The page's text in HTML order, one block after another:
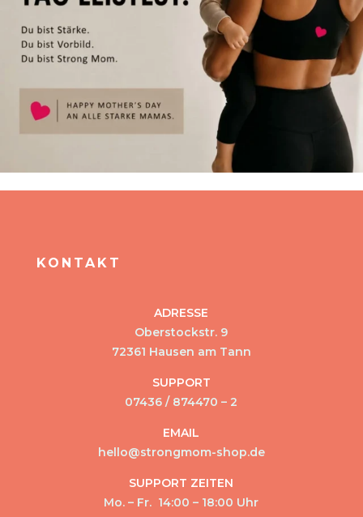
KONTAKT
ADRESSE
Oberstockstr. 9
72361 Hausen am Tann
SUPPORT
07436 / 874470 – 2
EMAIL
hello@strongmom-shop.de
SUPPORT ZEITEN
Mo. – Fr. 14:00 – 18:00 Uhr